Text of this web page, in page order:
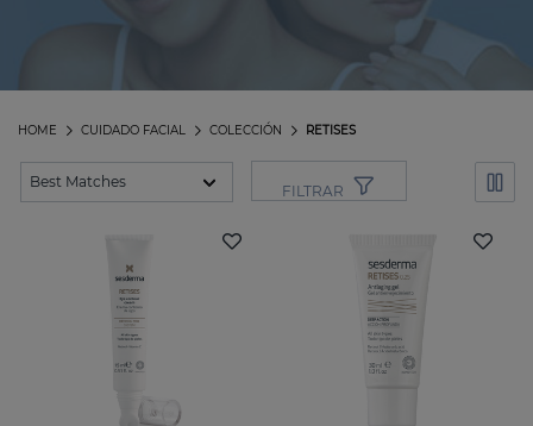
RETISES
COLECCIÓN
CUIDADO FACIAL
HOME
FILTRAR